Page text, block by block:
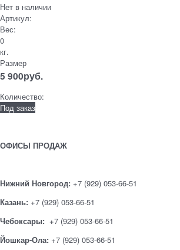
Нет в наличии
Артикул:
Вес:
0
кг.
Размер
5 900руб.
Количество:
Под заказ
ОФИСЫ ПРОДАЖ
Нижний Новгород: +7 (929) 053-66-51
Казань: +7 (929) 053-66-51
Чебоксары: +7 (929) 053-66-51
Йошкар-Ола: +7 (929) 053-66-51